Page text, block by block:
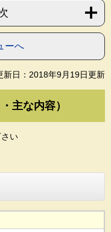
ーへ
新日：2018年9月19日更新
主な内容）
い